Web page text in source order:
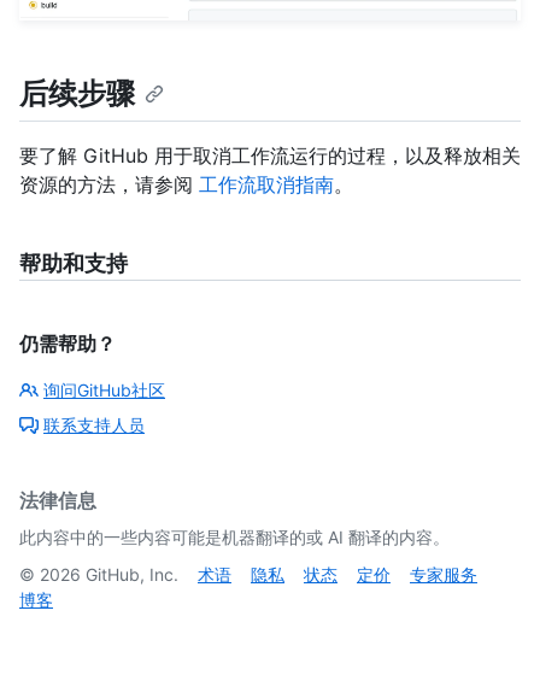
后续步骤
要了解 GitHub 用于取消工作流运行的过程，以及释放相关
资源的方法，请参阅 工作流取消指南。
帮助和支持
仍需帮助？
询问GitHub社区
联系支持人员
法律信息
此内容中的一些内容可能是机器翻译的或 AI 翻译的内容。
© 2026 GitHub, Inc. 术语 隐私 状态 定价
专家服务
博客